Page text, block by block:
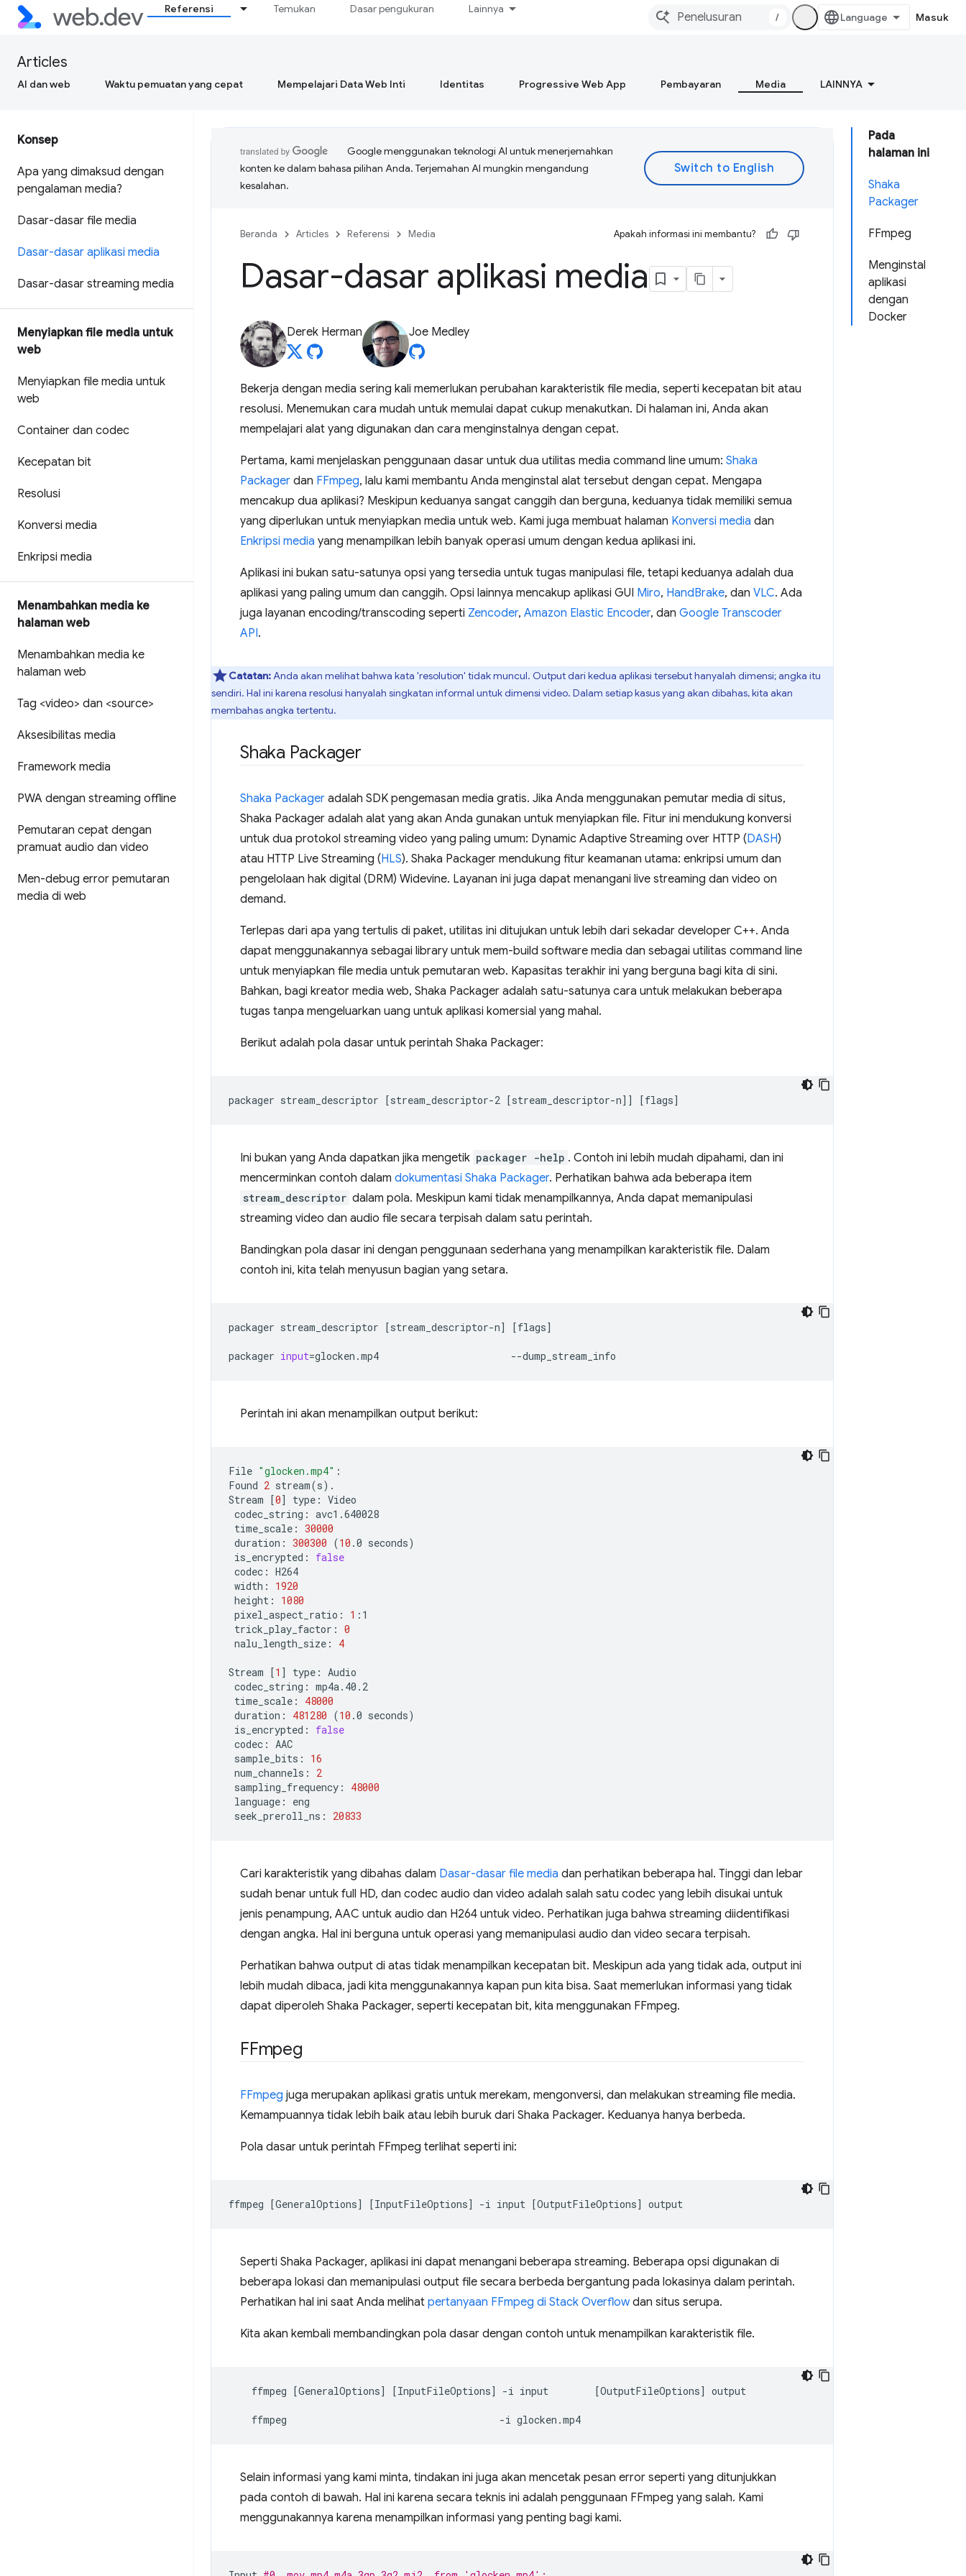
Referensi Temukan Dasar pengukuran Lainnya
/ Masuk
Articles
AI dan web Waktu pemuatan yang cepat Mempelajari Data Web Inti Identitas Progressive Web App Pembayaran Media LAINNYA
Konsep
Apa yang dimaksud dengan
pengalaman media?
Dasar-dasar file media
Dasar-dasar aplikasi media
Dasar-dasar streaming media
Menyiapkan file media untuk
web
Menyiapkan file media untuk
web
Container dan codec
Kecepatan bit
Resolusi
Konversi media
Enkripsi media
Menambahkan media ke
halaman web
Menambahkan media ke
halaman web
Tag <video> dan <source>
Aksesibilitas media
Framework media
PWA dengan streaming offline
Pemutaran cepat dengan
pramuat audio dan video
Men-debug error pemutaran
media di web
Pada
halaman ini
Shaka
Packager
FFmpeg
Menginstal
aplikasi
dengan
Docker
Google menggunakan teknologi AI untuk menerjemahkan
konten ke dalam bahasa pilihan Anda. Terjemahan AI mungkin mengandung
kesalahan.
Beranda Articles Referensi Media Apakah informasi ini membantu?
Dasar-dasar aplikasi media
Derek Herman Joe Medley
Bekerja dengan media sering kali memerlukan perubahan karakteristik file media, seperti kecepatan bit atau
resolusi. Menemukan cara mudah untuk memulai dapat cukup menakutkan. Di halaman ini, Anda akan
mempelajari alat yang digunakan dan cara menginstalnya dengan cepat.
Pertama, kami menjelaskan penggunaan dasar untuk dua utilitas media command line umum: Shaka
Packager dan FFmpeg, lalu kami membantu Anda menginstal alat tersebut dengan cepat. Mengapa
mencakup dua aplikasi? Meskipun keduanya sangat canggih dan berguna, keduanya tidak memiliki semua
yang diperlukan untuk menyiapkan media untuk web. Kami juga membuat halaman Konversi media dan
Enkripsi media yang menampilkan lebih banyak operasi umum dengan kedua aplikasi ini.
Aplikasi ini bukan satu-satunya opsi yang tersedia untuk tugas manipulasi file, tetapi keduanya adalah dua
aplikasi yang paling umum dan canggih. Opsi lainnya mencakup aplikasi GUI Miro, HandBrake, dan VLC. Ada
juga layanan encoding/transcoding seperti Zencoder, Amazon Elastic Encoder, dan Google Transcoder
API.
Catatan:Anda akan melihat bahwa kata 'resolution' tidak muncul. Output dari kedua aplikasi tersebut hanyalah dimensi; angka itu
sendiri. Hal ini karena resolusi hanyalah singkatan informal untuk dimensi video. Dalam setiap kasus yang akan dibahas, kita akan
membahas angka tertentu.
Shaka Packager
Shaka Packager adalah SDK pengemasan media gratis. Jika Anda menggunakan pemutar media di situs,
Shaka Packager adalah alat yang akan Anda gunakan untuk menyiapkan file. Fitur ini mendukung konversi
untuk dua protokol streaming video yang paling umum: Dynamic Adaptive Streaming over HTTP (DASH)
atau HTTP Live Streaming (HLS). Shaka Packager mendukung fitur keamanan utama: enkripsi umum dan
pengelolaan hak digital (DRM) Widevine. Layanan ini juga dapat menangani live streaming dan video on
demand.
Terlepas dari apa yang tertulis di paket, utilitas ini ditujukan untuk lebih dari sekadar developer C++. Anda
dapat menggunakannya sebagai library untuk mem-build software media dan sebagai utilitas command line
untuk menyiapkan file media untuk pemutaran web. Kapasitas terakhir ini yang berguna bagi kita di sini.
Bahkan, bagi kreator media web, Shaka Packager adalah satu-satunya cara untuk melakukan beberapa
tugas tanpa mengeluarkan uang untuk aplikasi komersial yang mahal.
Berikut adalah pola dasar untuk perintah Shaka Packager:
packager stream_descriptor [stream_descriptor-2 [stream_descriptor-n]] [flags]
Ini bukan yang Anda dapatkan jika mengetik packager -help . Contoh ini lebih mudah dipahami, dan ini
mencerminkan contoh dalam dokumentasi Shaka Packager. Perhatikan bahwa ada beberapa item
stream_descriptor dalam pola. Meskipun kami tidak menampilkannya, Anda dapat memanipulasi
streaming video dan audio file secara terpisah dalam satu perintah.
Bandingkan pola dasar ini dengan penggunaan sederhana yang menampilkan karakteristik file. Dalam
contoh ini, kita telah menyusun bagian yang setara.
packager stream_descriptor [stream_descriptor-n] [flags]
packager input=glocken.mp4
Perintah ini akan menampilkan output berikut:
File "glocken.mp4" :
Found 2 stream(s) .
Stream [0] type:
codec_string:
time_scale: 30000
duration: 300300 (10 .0 seconds)
is_encrypted:
false
codec:
width:
1920
height:
1080
pixel_aspect_ratio:
1
trick_play_factor: 0
nalu_length_size:
4
Stream [1 ] type:
codec_string:
time_scale:
48000
duration:
481280 (10 .0 seconds)
is_encrypted:
false
codec:
sample_bits:
16
num_channels:
2
sampling_frequency:
48000
language:
seek_preroll_ns:
20833
Cari karakteristik yang dibahas dalam Dasar-dasar file media dan perhatikan beberapa hal. Tinggi dan lebar
sudah benar untuk full HD, dan codec audio dan video adalah salah satu codec yang lebih disukai untuk
jenis penampung, AAC untuk audio dan H264 untuk video. Perhatikan juga bahwa streaming diidentifikasi
dengan angka. Hal ini berguna untuk operasi yang memanipulasi audio dan video secara terpisah.
Perhatikan bahwa output di atas tidak menampilkan kecepatan bit. Meskipun ada yang tidak ada, output ini
lebih mudah dibaca, jadi kita menggunakannya kapan pun kita bisa. Saat memerlukan informasi yang tidak
dapat diperoleh Shaka Packager, seperti kecepatan bit, kita menggunakan FFmpeg.
FFmpeg
FFmpeg juga merupakan aplikasi gratis untuk merekam, mengonversi, dan melakukan streaming file media.
Kemampuannya tidak lebih baik atau lebih buruk dari Shaka Packager. Keduanya hanya berbeda.
Pola dasar untuk perintah FFmpeg terlihat seperti ini:
ffmpeg [GeneralOptions] [InputFileOptions] -i input [OutputFileOptions]
Seperti Shaka Packager, aplikasi ini dapat menangani beberapa streaming. Beberapa opsi digunakan di
beberapa lokasi dan memanipulasi output file secara berbeda bergantung pada lokasinya dalam perintah.
Perhatikan hal ini saat Anda melihat pertanyaan FFmpeg di Stack Overflowdan situs serupa.
Kita akan kembali membandingkan pola dasar dengan contoh untuk menampilkan karakteristik file.
ffmpeg [GeneralOptions] [InputFileOptions] -i input [OutputFileOptions] output
ffmpeg -i
Selain informasi yang kami minta, tindakan ini juga akan mencetak pesan error seperti yang ditunjukkan
pada contoh di bawah. Hal ini karena secara teknis ini adalah penggunaan FFmpeg yang salah. Kami
menggunakannya karena menampilkan informasi yang penting bagi kami.